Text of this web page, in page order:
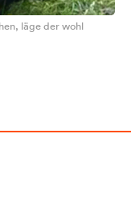
läge der wohl